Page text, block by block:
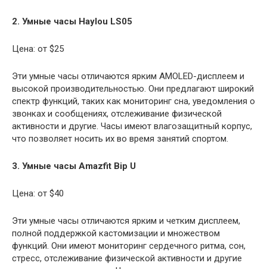
2. Умные часы Haylou LS05
Цена: от $25
Эти умные часы отличаются ярким AMOLED-дисплеем и
высокой производительностью. Они предлагают широкий
спектр функций, таких как мониторинг сна, уведомления о
звонках и сообщениях, отслеживание физической
активности и другие. Часы имеют влагозащитный корпус,
что позволяет носить их во время занятий спортом.
3. Умные часы Amazfit Bip U
Цена: от $40
Эти умные часы отличаются ярким и четким дисплеем,
полной поддержкой кастомизации и множеством
функций. Они имеют мониторинг сердечного ритма, сон,
стресс, отслеживание физической активности и другие